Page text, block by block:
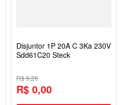
Disjuntor 1P 20A C 3Ka 230V
Sdd61C20 Steck
R$ 9,26
R$ 0,00